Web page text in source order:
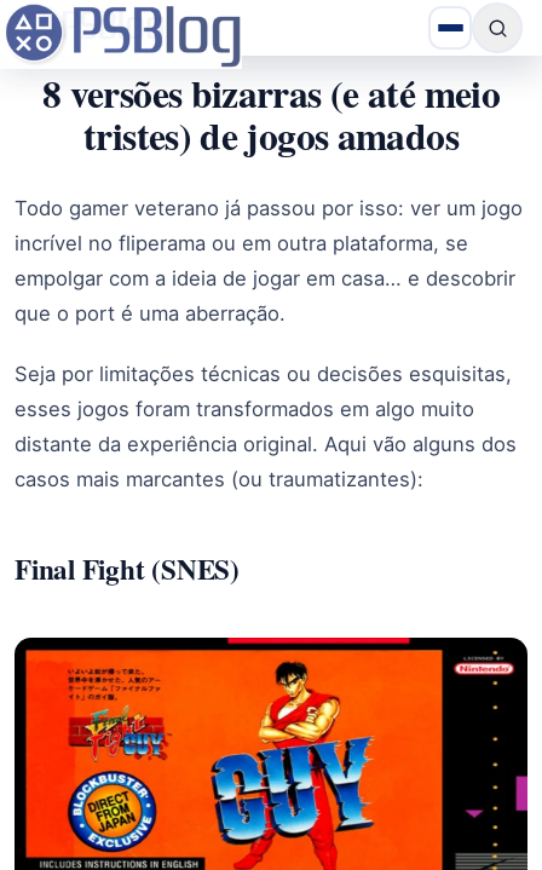
8 versões bizarras (e até meio
tristes) de jogos amados
Todo gamer veterano já passou por isso: ver um jogo
incrível no fliperama ou em outra plataforma, se
empolgar com a ideia de jogar em casa… e descobrir
que o port é uma aberração.
Seja por limitações técnicas ou decisões esquisitas,
esses jogos foram transformados em algo muito
distante da experiência original. Aqui vão alguns dos
casos mais marcantes (ou traumatizantes):
Final Fight (SNES)